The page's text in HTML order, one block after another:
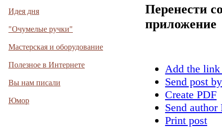
Идея дня
"Очумелые ручки"
Мастерская и оборудование
Полезное в Интернете
Вы нам писали
Юмор
Перенести
приложение
Add the
Send post
Create PDF
Send
Print post